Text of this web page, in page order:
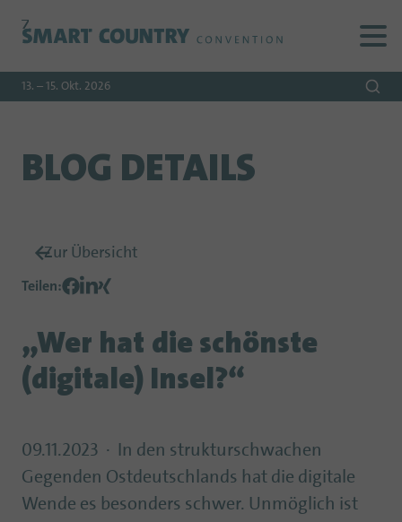
Zur
Zur
Zum
13. – 15. Okt. 2026
BLOG DETAILS
Zur Übersicht
Teilen:
„Wer hat die schönste
(digitale) Insel?“
09.11.2023
In den strukturschwachen
Gegenden Ostdeutschlands hat die digitale
Wende es besonders schwer. Unmöglich ist